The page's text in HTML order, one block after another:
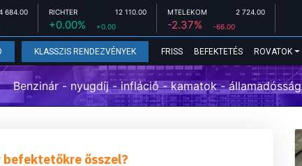
684.00 RICHTER 12 110.00
+0.00% +0.00
MTELEKOM 2 724.00
-2.37% -66.00
KLASSZIS RENDEZVÉNYEK FRISS BEFEKTETÉS ROVATOK
Benzinár - nyugdíj - infláció - kamatok - államadósság
befektetőkre ősszel?